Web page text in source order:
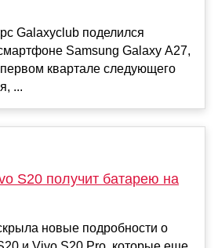
Galaxyclub поделился
Samsung Galaxy A27,
квартале следующего
...
S20 получит батарею на
новые подробности о